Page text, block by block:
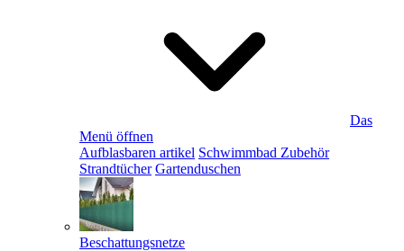
Das
Menü öffnen
Aufblasbaren artikel Schwimmbad Zubehör
Strandtücher Gartenduschen
Beschattungsnetze